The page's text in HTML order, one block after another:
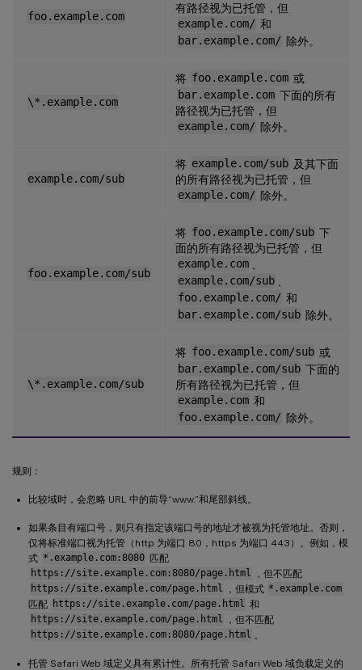
foo.example.com
有路径视为已托管，但
example.com/ 和
bar.example.com/ 除外。
\*.example.com
将 foo.example.com 或
bar.example.com 下面的所有
路径视为已托管，但
example.com/ 除外。
example.com/sub
将 example.com/sub 及其下面
的所有路径视为已托管，但
example.com/ 除外。
foo.example.com/sub
将 foo.example.com/sub 下
面的所有路径视为已托管，但
example.com
example.com/sub
foo.example.com/ 和
bar.example.com/sub 除外。
\*.example.com/sub
将 foo.example.com/sub 或
bar.example.com/sub 下面的
所有路径视为已托管，但
example.com 和
foo.example.com/ 除外。
规则：
比较域时，会忽略 URL 中的前导“www.”和尾部斜线。
如果条目有端口号，则只有指定该端口号的地址才被视为托管地址。否则，
仅将标准端口视为托管（http 为端口 80，https 为端口 443）。例如，模
式 *.example.com:8080 匹配
https://site.example.com:8080/page.html
，但不匹配
https://site.example.com/page.html
，但模式 *.example.com
匹配 https://site.example.com/page.html 和
https://site.example.com/page.html
，但不匹配
https://site.example.com:8080/page.html 。
托管 Safari Web 域定义具有累计性。所有托管 Safari Web 域负载定义的